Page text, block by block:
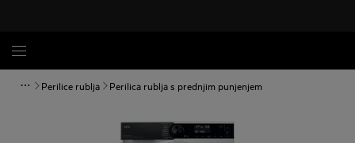
Perilice rublja Perilica rublja s prednjim punjenjem